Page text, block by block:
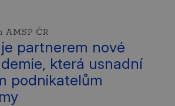
AMSP ČR
je partnerem nové
která usnadní
podnikatelům